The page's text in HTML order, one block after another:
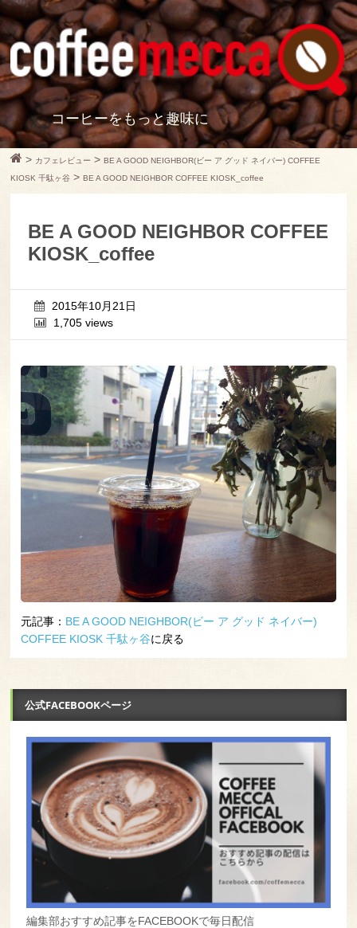
コーヒーをもっと趣味に
> カフェレビュー >BE A GOOD NEIGHBOR(ビー ア グッド ネイバー) COFFEE
KIOSK 千駄ヶ谷 >BE A GOOD NEIGHBOR COFFEE KIOSK_coffee
BE A GOOD NEIGHBOR COFFEE
KIOSK_coffee
2015年10月21日
1,705 views
元記事： BE A GOOD NEIGHBOR(ビー ア グッド ネイバー)
COFFEE KIOSK 千駄ヶ谷に戻る
公式FACEBOOKページ
編集部おすすめ記事をFACEBOOKで毎日配信